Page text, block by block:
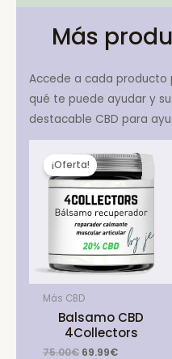
Más
Accede a cada
qué te puede ayudar y
destacable CBD para
¡Oferta!
Más CBD
Balsamo CBD
4Collectors
75.00€ Original
69.99€Current